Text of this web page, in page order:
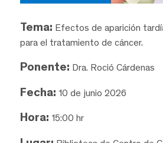
Tema: Efectos de aparición
para el tratamiento de cáncer.
Ponente: Dra. Roció Cárdenas
Fecha: 10 de junio 2026
Hora: 15:00 hr